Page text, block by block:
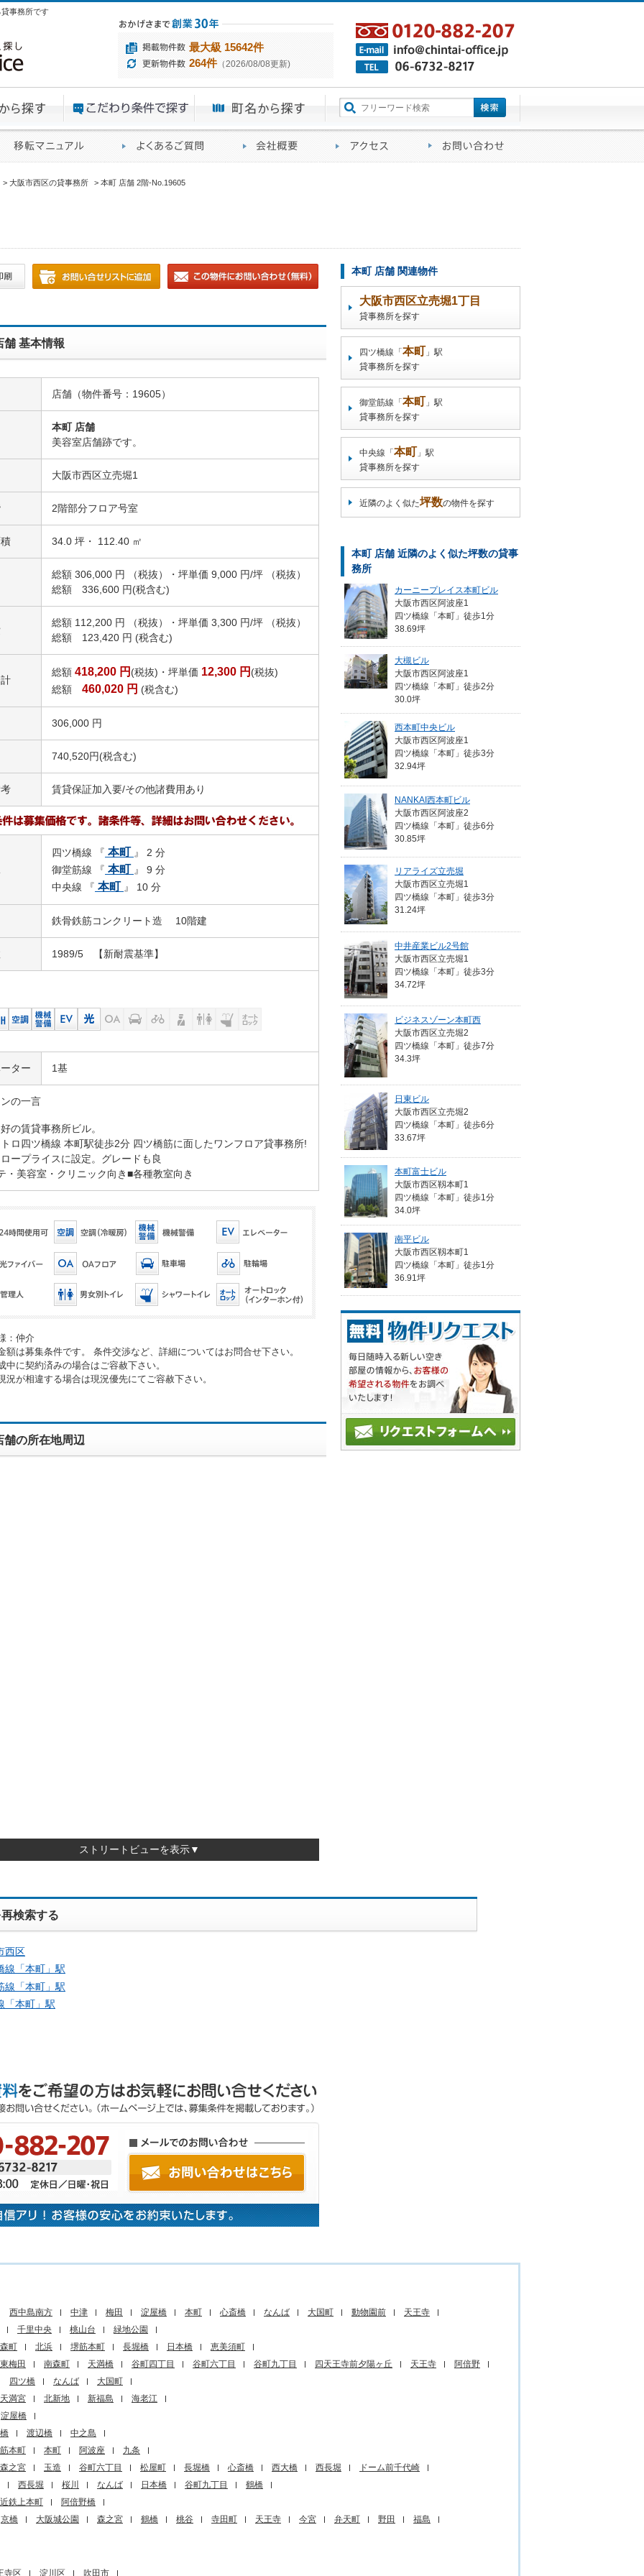
事務所です
最大級 15642件
264件（2026/08/08更新)
大阪市西区の貸事務所 本町 店舗 2階-No.19605
舗 基本情報
店舗（物件番号：19605）
本町 店舗
美容室店舗跡です。
大阪市西区立売堀1
2階部分フロア号室
34.0 坪・ 112.40 ㎡
総額 306,000 円 （税抜）・坪単価 9,000 円/坪 （税抜）
総額 336,600 円(税含む)
総額 112,200 円 （税抜）・坪単価 3,300 円/坪 （税抜）
総額 123,420 円 (税含む)
総額 418,200 円 (税抜)・坪単価 12,300 円 (税抜)
総額 460,020 円 (税含む)
306,000 円
740,520円(税含む)
賃貸保証加入要/その他諸費用あり
四ツ橋線 『 本町 』 2 分
御堂筋線 『 本町 』 9 分
中央線 『 本町 』 10 分
鉄骨鉄筋コンクリート造 10階建
1989/5 【新耐震基準】
ター 1基
の一言
の賃貸事務所ビル。
ロ四ツ橋線 本町駅徒歩2分 四ツ橋筋に面したワンフロア貸事務所!
ープライスに設定。グレードも良
・美容室・クリニック向き■各種教室向き
：仲介
は募集条件です。 条件交渉など、詳細についてはお問合せ下さい。
に契約済みの場合はご容赦下さい。
が相違する場合は現況優先にてご容赦下さい。
舗の所在地周辺
ストリートビューを表示▼
検索する
西区
線「本町 」駅
線「本町 」駅
「本町 」駅
本町 店舗 関連物件
大阪市西区立売堀1丁目
貸事務所を探す
四ツ橋線「 本町 」駅
貸事務所を探す
御堂筋線「 本町 」駅
貸事務所を探す
中央線「 本町 」駅
貸事務所を探す
近隣のよく似た坪数の物件を探す
本町 店舗 近隣のよく似た坪数の貸事
務所
カーニープレイス本町ビル
大阪市西区阿波座1
四ツ橋線「本町」徒歩1分
38.69坪
大槻ビル
大阪市西区阿波座1
四ツ橋線「本町」徒歩2分
30.0坪
西本町中央ビル
大阪市西区阿波座1
四ツ橋線「本町」徒歩3分
32.94坪
NANKAI西本町ビル
大阪市西区阿波座2
四ツ橋線「本町」徒歩6分
30.85坪
リアライズ立売堀
大阪市西区立売堀1
四ツ橋線「本町」徒歩3分
31.24坪
中井産業ビル2号館
大阪市西区立売堀1
四ツ橋線「本町」徒歩3分
34.72坪
ビジネスゾーン本町西
大阪市西区立売堀2
四ツ橋線「本町」徒歩7分
34.3坪
日東ビル
大阪市西区立売堀2
四ツ橋線「本町」徒歩6分
33.67坪
本町富士ビル
大阪市西区靱本町1
四ツ橋線「本町」徒歩1分
34.0坪
南平ビル
大阪市西区靱本町1
四ツ橋線「本町」徒歩1分
36.91坪
西中島南方 中津 梅田 淀屋橋 本町 心斎橋 なんば 大国町 動物園前
天王寺
千里中央
桃山台
緑地公園
町
北浜 堺筋本町 長堀橋 日本橋
恵美須町
東梅田
南森町 天満橋 谷町四丁目 谷町六丁目 谷町九丁目 四天王寺前夕陽ヶ丘 天王寺
阿倍野
四ツ橋
なんば
大国町
満宮
北新地 新福島
海老江
淀屋橋
渡辺橋
中之島
本町
本町 阿波座
九条
森之宮
玉造 谷町六丁目 松屋町 長堀橋 心斎橋 西大橋 西長堀
ドーム前千代崎
西長堀
桜川 なんば 日本橋 谷町九丁目
鶴橋
近鉄上本町
阿倍野橋
京橋
大阪城公園 森之宮 鶴橋 桃谷 寺田町 天王寺 今宮 弁天町 野田 福島
寺区 淀川区 吹田市